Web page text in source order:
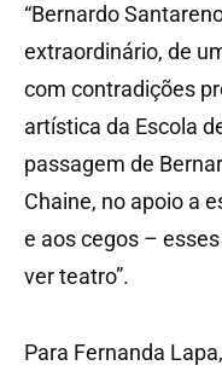
“Bernardo
extraordinário, de
com contradições
artística da Escola
passagem de
Chaine, no apoio a
e aos cegos –
ver teatro”.
Para Fernanda